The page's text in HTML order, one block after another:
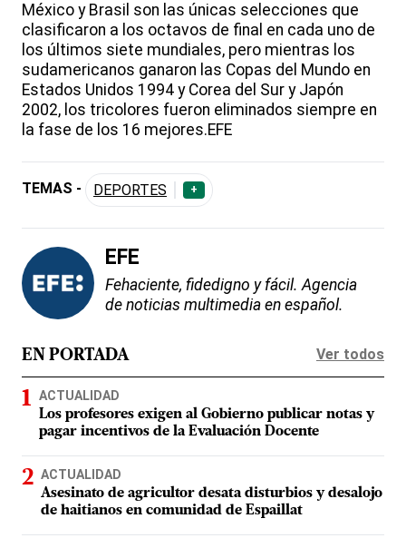
México y Brasil son las únicas selecciones que
clasificaron a los octavos de final en cada uno de
los últimos siete mundiales, pero mientras los
sudamericanos ganaron las Copas del Mundo en
Estados Unidos 1994 y Corea del Sur y Japón
2002, los tricolores fueron eliminados siempre en
la fase de los 16 mejores.EFE
TEMAS - DEPORTES +
EFE
Fehaciente, fidedigno y fácil. Agencia
de noticias multimedia en español.
EN PORTADA Ver todos
ACTUALIDAD
Los profesores exigen al Gobierno publicar notas y
pagar incentivos de la Evaluación Docente
ACTUALIDAD
Asesinato de agricultor desata disturbios y desalojo
de haitianos en comunidad de Espaillat